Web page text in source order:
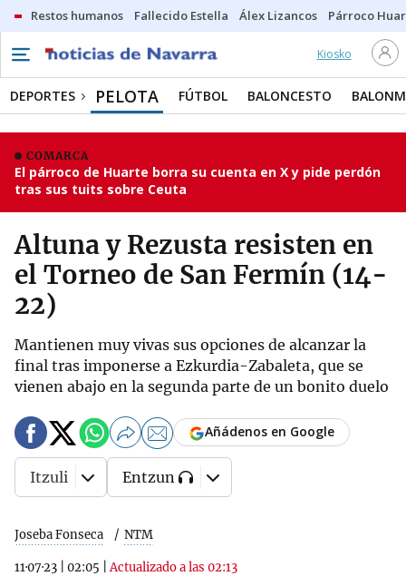
Restos humanos Fallecido Estella Álex Lizancos Párroco
Kiosko
DEPORTES PELOTA FÚTBOL BALONCESTO
COMARCA
El párroco de Huarte borra su cuenta en X y pide perdón
tras sus tuits sobre Ceuta
Altuna y Rezusta resisten en
el Torneo de San Fermín (14-
22)
Mantienen muy vivas sus opciones de alcanzar la
final tras imponerse a Ezkurdia-Zabaleta, que se
vienen abajo en la segunda parte de un bonito duelo
Joseba Fonseca NTM
11·07·23 02:05 |Actualizado a las 02:13
Añádenos en Google
Itzuli Entzun